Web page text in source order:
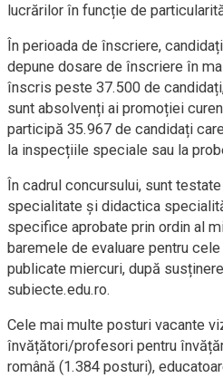
lucrărilor în funcție de
În perioada de înscriere,
depune dosare de înscriere în
înscris peste 37.500 de
sunt absolvenți ai promoției
participă 35.967 de candidați
la inspecțiile speciale sau la
În cadrul concursului, sunt
specialitate și didactica
specifice aprobate prin ordin al
baremele de evaluare pentru
publicate miercuri, după
subiecte.edu.ro.
Cele mai multe posturi vacante
învățători/profesori pentru
română (1.384 posturi),